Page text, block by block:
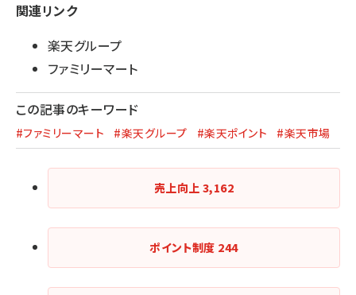
関連リンク
楽天グループ
ファミリーマート
この記事のキーワード
#ファミリーマート #楽天グループ #楽天ポイント #楽天市場
売上向上 3,162
ポイント制度 244